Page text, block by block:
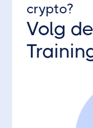
crypto?
Volg